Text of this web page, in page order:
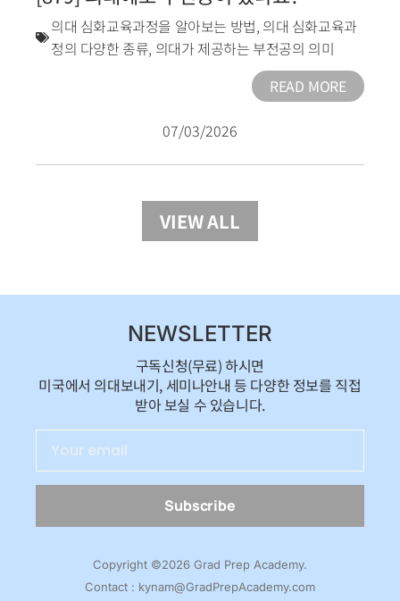
의대 심화교육과정을 알아보는 방법, 의대 심화교육과
정의 다양한 종류, 의대가 제공하는 부전공의 의미
READ MORE
07/03/2026
VIEW ALL
NEWSLETTER
구독신청(무료) 하시면
미국에서 의대보내기, 세미나안내 등 다양한 정보를 직접
받아 보실 수 있습니다.
Subscribe
Copyright ©2026 Grad Prep Academy.
Contact : kynam@GradPrepAcademy.com